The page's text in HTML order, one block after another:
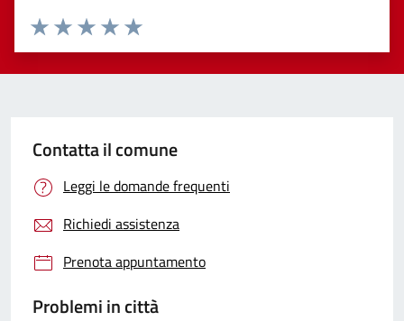
Valuta 5 stelle su 5
Valuta 4 stelle su 5
Valuta 3 stelle su 5
Valuta 2 stelle su 5
Valuta 1 stelle su 5
Contatta il comune
Leggi le domande frequenti
Richiedi assistenza
Prenota appuntamento
Problemi in città